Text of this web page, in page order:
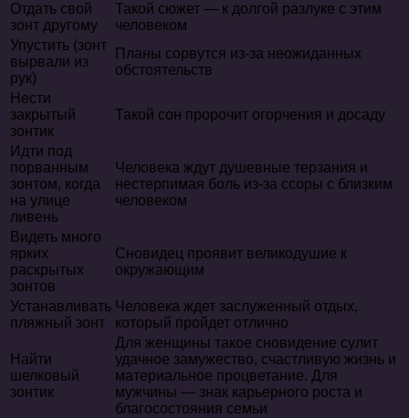
Отдать свой
зонт другому
Такой сюжет — к долгой разлуке с этим
человеком
Упустить (зонт
вырвали из
рук)
Планы сорвутся из-за неожиданных
обстоятельств
Нести
закрытый
зонтик
Такой сон пророчит огорчения и досаду
Идти под
порванным
зонтом, когда
на улице
ливень
Человека ждут душевные терзания и
нестерпимая боль из-за ссоры с близким
человеком
Видеть много
ярких
раскрытых
зонтов
Сновидец проявит великодушие к
окружающим
Устанавливать
пляжный зонт
Человека ждет заслуженный отдых,
который пройдет отлично
Найти
шелковый
зонтик
Для женщины такое сновидение сулит
удачное замужество, счастливую жизнь и
материальное процветание. Для
мужчины — знак карьерного роста и
благосостояния семьи